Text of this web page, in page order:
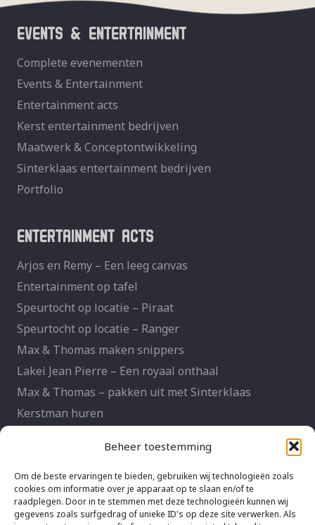
Beheer toestemming
Om de beste ervaringen te bieden, gebruiken wij technologieën zoals
cookies om informatie over je apparaat op te slaan en/of te
raadplegen. Door in te stemmen met deze technologieën kunnen wij
gegevens zoals surfgedrag of unieke ID's op deze site verwerken. Als
EVENTS & ENTERTAINMENT
Complete evenementen
Events & Entertainment
Entertainment acts
Kerst entertainment bedrijven
Maatwerk & Conceptontwikkeling
Sinterklaas entertainment bedrijven
Portfolio
ENTERTAINMENT ACTS
Arjos en Remy – Een leeg canvas
Entertainment op tafel
Speurtocht op locatie – Piraat
Speurtocht op locatie – Ranger
Max & Thomas maken snippers
Lakei Jean Pierre – Een royaal onthaal
Max & Thomas – pakken uit met Sinterklaas
Kerstman huren
PHOTOBOOTH HUREN
Photobooth huren
Photobooth beurzen en activaties
Photobooth bruiloft